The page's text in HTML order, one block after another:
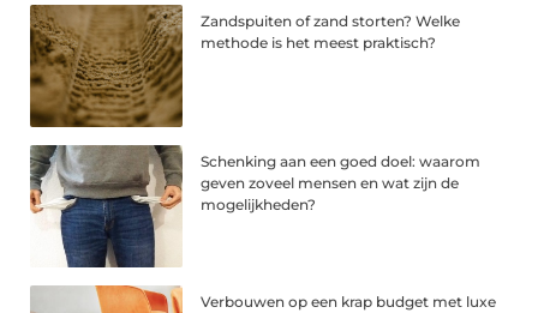
Zandspuiten of zand storten? Welke
methode is het meest praktisch?
Schenking aan een goed doel: waarom
geven zoveel mensen en wat zijn de
mogelijkheden?
Verbouwen op een krap budget met luxe